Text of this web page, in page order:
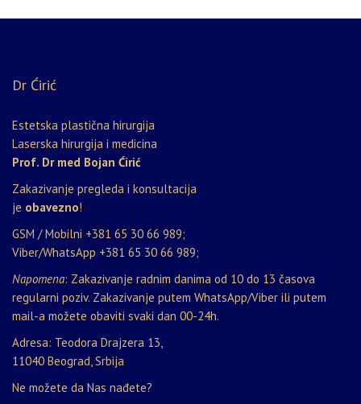
Dr Ćirić
Estetska plastična hirurgija
Laserska hirurgija i medicina
Prof. Dr med Bojan Ćirić
Zakazivanje pregleda i konsultacija
je obavezno!
GSM / Mobilni +381 65 30 66 989;
Viber/WhatsApp +381 65 30 66 989;
Napomena: Zakazivanje radnim danima od 10 do 13 časova
regularni poziv. Zakazivanje putem WhatsApp/Viber ili putem
mail-a možete obaviti svaki dan 00-24h.
Adresa: Teodora Drajzera 13,
11040 Beograd, Srbija
Ne možete da Nas nađete?